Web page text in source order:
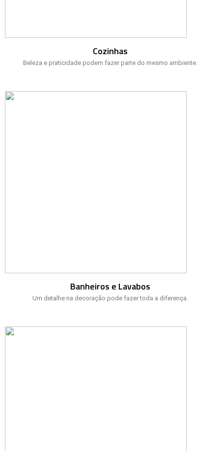
Cozinhas
Beleza e praticidade podem fazer parte do mesmo ambiente.
Banheiros e Lavabos
Um detalhe na decoração pode fazer toda a diferença.